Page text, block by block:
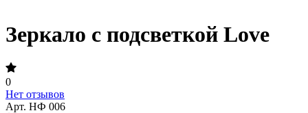
Зеркало с подсветкой Love
0
Нет отзывов
Арт. НФ 006